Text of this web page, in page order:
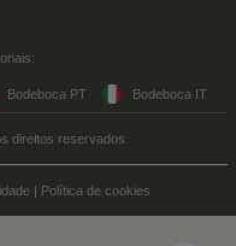
Bodeboca PT Bodeboca IT
direitos reservados
| Política de cookies